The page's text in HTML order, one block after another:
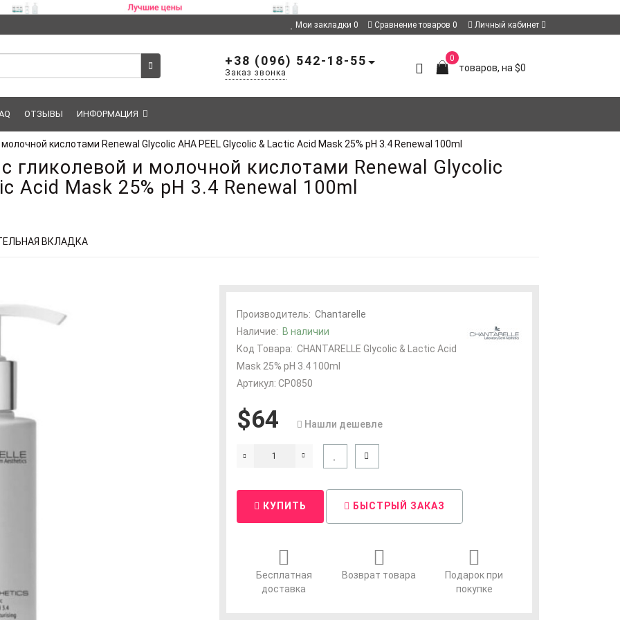
Мои закладки 0 Сравнение товаров 0 Личный кабинет
0
товаров, на $0
+38 (096) 542-18-55
Заказ звонка
ОТЗЫВЫ ИНФОРМАЦИЯ
кислотами Renewal Glycolic AHA PEEL Glycolic & Lactic Acid Mask 25% pH 3.4 Renewal 100ml
и молочной кислотами Renewal Glycolic
Acid Mask 25% pH 3.4 Renewal 100ml
ВКЛАДКА
Производитель: Chantarelle
Наличие: В наличии
Код Товара: CHANTARELLE Glycolic & Lactic Acid
Mask 25% pH 3.4 100ml
Артикул: CP0850
$64 Нашли дешевле
КУПИТЬ БЫСТРЫЙ ЗАКАЗ
Бесплатная
доставка
Возврат товара
Подарок при
покупке